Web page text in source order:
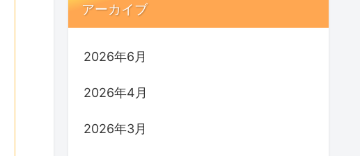
アーカイブ
2026年6月
2026年4月
2026年3月